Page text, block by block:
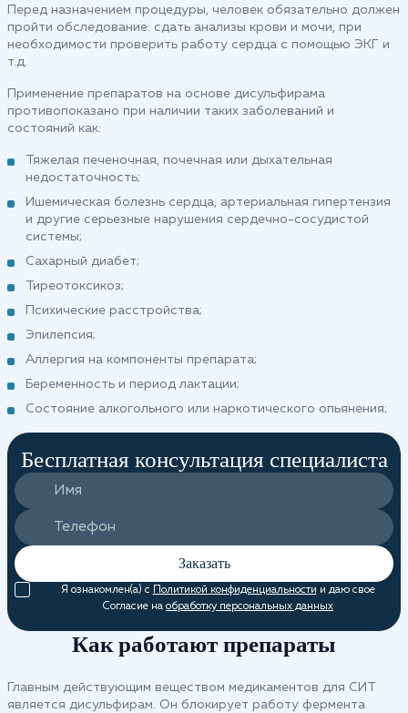
Перед назначением процедуры, человек обязательно должен
пройти обследование: сдать анализы крови и мочи, при
необходимости проверить работу сердца с помощью ЭКГ и
т.д.
Применение препаратов на основе дисульфирама
противопоказано при наличии таких заболеваний и
состояний как:
Тяжелая печеночная, почечная или дыхательная
недостаточность;
Ишемическая болезнь сердца, артериальная гипертензия
и другие серьезные нарушения сердечно-сосудистой
системы;
Сахарный диабет;
Тиреотоксикоз;
Психические расстройства;
Эпилепсия;
Аллергия на компоненты препарата;
Беременность и период лактации;
Состояние алкогольного или наркотического опьянения;
Бесплатная консультация специалиста
Заказать
Я ознакомлен(а) с Политикой конфиденциальности и даю свое
Согласие на обработку персональных данных
Как работают препараты
Главным действующим веществом медикаментов для СИТ
является дисульфирам. Он блокирует работу фермента